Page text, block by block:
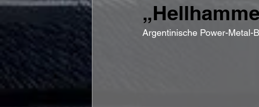
Argentinische Power-Metal-